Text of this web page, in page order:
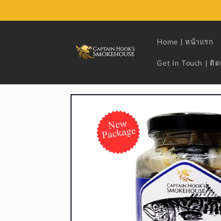
Home | หน้าแรก
Get In Touch | ติด
Skip to
information